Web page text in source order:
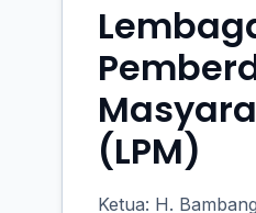
(LPM)
Ketua: H.